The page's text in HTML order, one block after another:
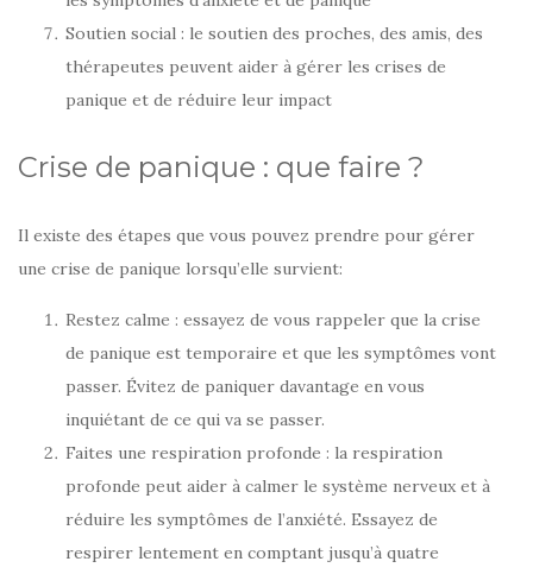
Soutien social : le soutien des proches, des amis, des
thérapeutes peuvent aider à gérer les crises de
panique et de réduire leur impact
Crise de panique : que faire ?
Il existe des étapes que vous pouvez prendre pour gérer
une crise de panique lorsqu’elle survient:
Restez calme : essayez de vous rappeler que la crise
de panique est temporaire et que les symptômes vont
passer. Évitez de paniquer davantage en vous
inquiétant de ce qui va se passer.
Faites une respiration profonde : la respiration
profonde peut aider à calmer le système nerveux et à
réduire les symptômes de l’anxiété. Essayez de
respirer lentement en comptant jusqu’à quatre